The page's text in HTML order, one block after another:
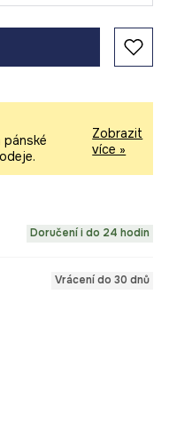
pánské
Zobrazit
více »
Doručení i do 24 hodin
Vrácení do 30 dnů